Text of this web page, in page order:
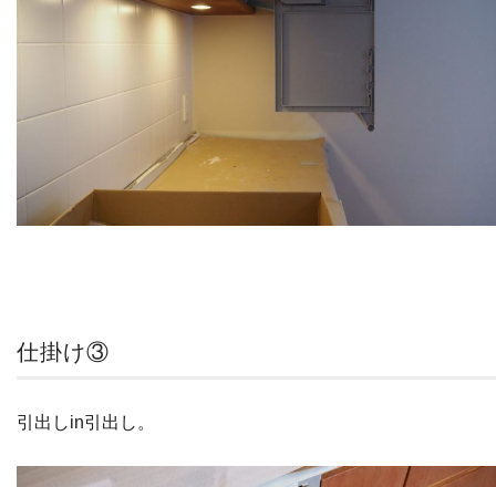
仕掛け③
引出しin引出し。